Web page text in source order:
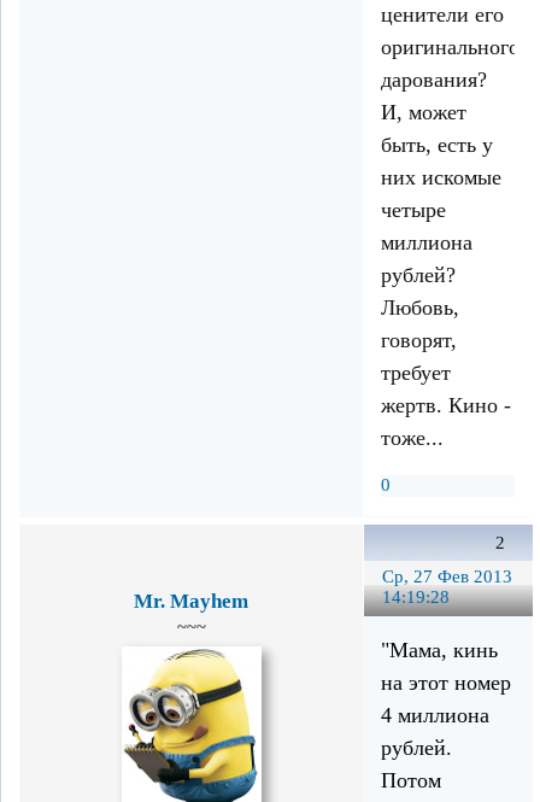
ценители его
оригинального
дарования?
И, может
быть, есть у
них искомые
четыре
миллиона
рублей?
Любовь,
говорят,
требует
жертв. Кино -
тоже...
0
2
Ср, 27 Фев 2013
14:19:28
Mr. Mayhem
~~~
"Мама, кинь
на этот номер
4 миллиона
рублей.
Потом